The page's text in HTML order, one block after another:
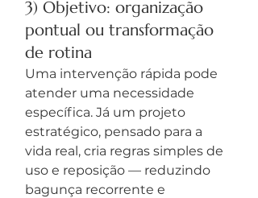
3) Objetivo: organização
pontual ou transformação
de rotina
Uma intervenção rápida pode
atender uma necessidade
específica. Já um projeto
estratégico, pensado para a
vida real, cria regras simples de
uso e reposição — reduzindo
bagunça recorrente e